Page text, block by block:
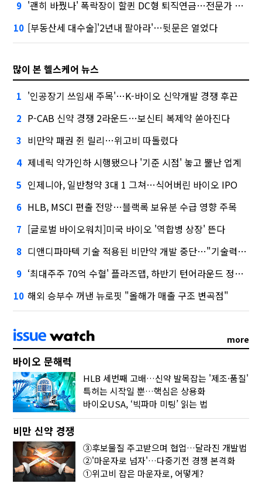
9 '괜히 바꿨나' 폭락장이 할퀸 DC형 퇴직연금…전문가 조언은
10 [부동산세 대수술]'2년내 팔아라'…뒷문은 열었다
많이 본 헬스케어 뉴스
1 '인공장기 쓰임새 주목'…K-바이오 신약개발 경쟁 후끈
2 P-CAB 신약 경쟁 2라운드…보신티 복제약 쏟아진다
3 비만약 패권 쥔 릴리…위고비 따돌렸다
4 제네릭 약가인하 시행됐으나 '기준 시점' 놓고 뿔난 업계
5 인제니아, 일반청약 3대 1 그쳐…식어버린 바이오 IPO
6 HLB, MSCI 편출 전망…블랙록 보유분 수급 영향 주목
7 [글로벌 바이오워치]미국 바이오 '역합병 상장' 뜬다
8 디앤디파마텍 기술 적용된 비만약 개발 중단…"기술력 문제 아냐"
9 ‘최대주주 70억 수혈' 플라즈맵, 하반기 턴어라운드 정조준
10 해외 승부수 꺼낸 뉴로핏 "올해가 매출 구조 변곡점"
more
바이오 문해력
HLB 세번째 고배…신약 발목잡는 '제조·품질'
특허는 시작일 뿐…핵심은 상용화
바이오USA, ‘빅파마 미팅’ 읽는 법
비만 신약 경쟁
③후보물질 주고받으며 협업…달라진 개발법
②'마운자로 넘자'…다중기전 경쟁 본격화
①위고비 잡은 마운자로, 어떻게?